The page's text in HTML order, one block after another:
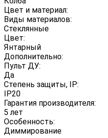
Цвет и материал:
Виды материалов:
Стеклянные
Цвет:
Янтарный
Дополнительно:
Пульт ДУ:
Да
Степень защиты, IP:
IP20
Гарантия производителя:
5 лет
Особенность:
Диммирование